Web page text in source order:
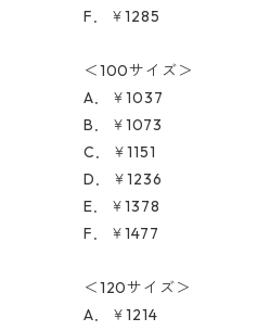
F．￥1285
＜100サイズ＞
A．￥1037
B．￥1073
C．￥1151
D．￥1236
E．￥1378
F．￥1477
＜120サイズ＞
A．￥1214